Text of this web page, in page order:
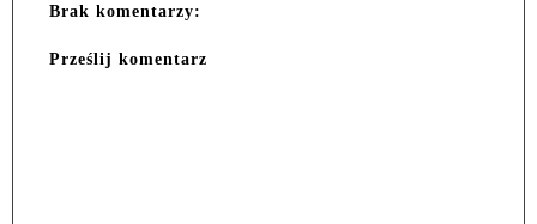
Brak komentarzy:
Prześlij komentarz